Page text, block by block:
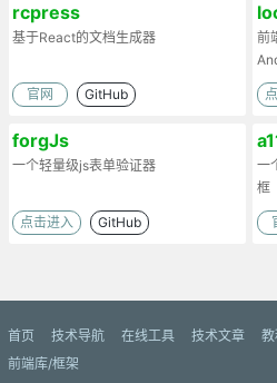
rcpress
基于React的文档生成器
官网 GitHub
前
forgJs
一个轻量级js表单验证器
点击进入 GitHub
一
框
首页 技术导航 在线工具 技术文章
前端库/框架